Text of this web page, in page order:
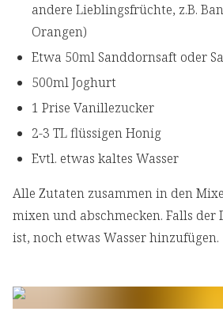
andere Lieblingsfrüchte, z.B.
Orangen)
Etwa 50ml Sanddornsaft oder
500ml Joghurt
1 Prise Vanillezucker
2-3 TL flüssigen Honig
Evtl. etwas kaltes Wasser
Alle Zutaten zusammen in den
mixen und abschmecken. Falls
ist, noch etwas Wasser hinzufügen.